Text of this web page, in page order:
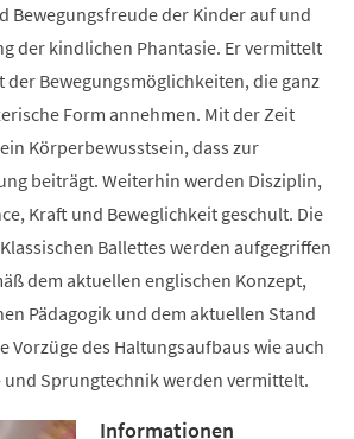
Bewegungsfreude der Kinder auf und
der kindlichen Phantasie. Er vermittelt
der Bewegungsmöglichkeiten, die ganz
Form annehmen. Mit der Zeit
Körperbewusstsein, dass zur
beiträgt. Weiterhin werden Disziplin,
Kraft und Beweglichkeit geschult. Die
Ballettes werden aufgegriffen
dem aktuellen englischen Konzept,
Pädagogik und dem aktuellen Stand
Vorzüge des Haltungsaufbaus wie auch
und Sprungtechnik werden vermittelt.
Informationen